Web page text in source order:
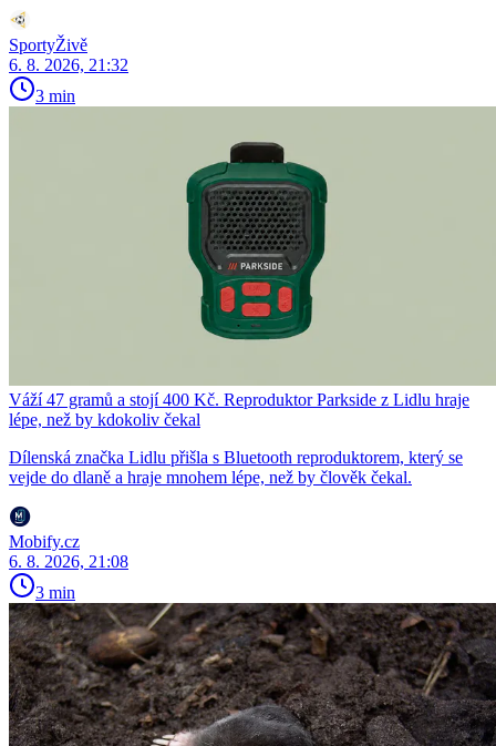
SportyŽivě
6. 8. 2026, 21:32
3 min
Váží 47 gramů a stojí 400 Kč. Reproduktor Parkside z Lidlu hraje
lépe, než by kdokoliv čekal
Dílenská značka Lidlu přišla s Bluetooth reproduktorem, který se
vejde do dlaně a hraje mnohem lépe, než by člověk čekal.
Mobify.cz
6. 8. 2026, 21:08
3 min